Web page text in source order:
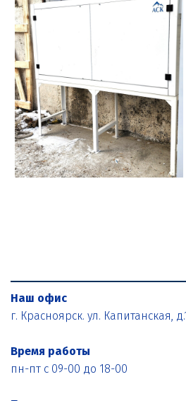
Наш офис
г. Красноярск. ул. Капитанская,
Время работы
пн-пт с 09-00 до 18-00